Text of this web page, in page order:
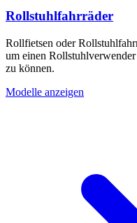
Rollstuhlfahrräder
Rollfietsen oder
um einen
zu können.
Modelle anzeigen